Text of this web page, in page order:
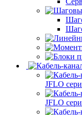
JFLO
JFLO